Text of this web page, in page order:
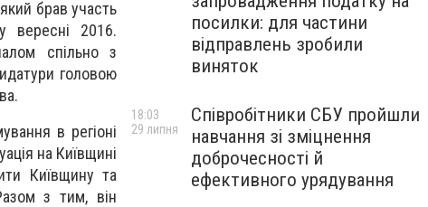
брав участь
вересні 2016.
спільно з
головою
в регіоні
на Київщині
Київщину та
з тим, він
посилки: для частини
відправлень зробили
виняток
Співробітники СБУ пройшли
навчання зі зміцнення
доброчесності й
ефективного урядування
18:03
29 липня